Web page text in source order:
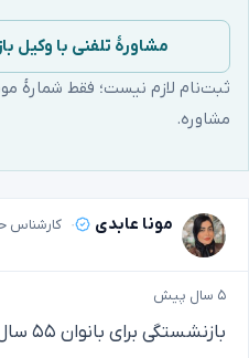
مشاورهٔ تلفنی با وکیل
ثبت‌نام لازم نیست؛ فقط شمارهٔ
مشاوره.
مونا عابدی کارشناس
۵ سال پیش
بازنشستگی برای بانوان ۵۵ سال است و آقایان ۶۰ سال